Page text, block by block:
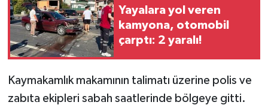
Yayalara yol veren
kamyona, otomobil
çarptı: 2 yaralı!
Kaymakamlık makamının talimatı üzerine polis ve
zabıta ekipleri sabah saatlerinde bölgeye gitti.
Tüm Haberler
Videolu Haberler
Tüm Haberler